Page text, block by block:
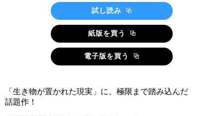
試し読み
紙版を買う
電子版を買う
「生き物が置かれた現実」に、極限まで踏み込んだ
話題作！